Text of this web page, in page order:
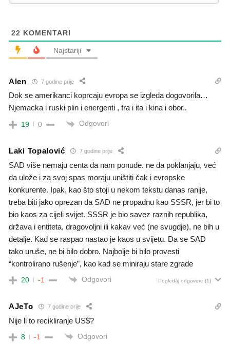
22 KOMENTARI
Najstariji
Alen 7 godine prije
Dok se amerikanci koprcaju evropa se izgleda dogovorila…
Njemacka i ruski plin i energenti , fra i ita i kina i obor..
19 0 Odgovori
Laki Topalović 7 godine prije
SAD više nemaju centa da nam ponude. ne da poklanjaju, već
da ulože i za svoj spas moraju uništiti čak i evropske
konkurente. Ipak, kao što stoji u nekom tekstu danas ranije,
treba biti jako oprezan da SAD ne propadnu kao SSSR, jer bi to
bio kaos za cijeli svijet. SSSR je bio savez raznih republika,
država i entiteta, dragovoljni ili kakav već (ne svugdje), ne bih u
detalje. Kad se raspao nastao je kaos u svijetu. Da se SAD
tako uruše, ne bi bilo dobro. Najbolje bi bilo provesti
“kontrolirano rušenje”, kao kad se miniraju stare zgrade
20 -1 Odgovori Pogledaj odgovore (1)
AJeTo 7 godine prije
Nije li to recikliranje US$?
8 -1 Odgovori